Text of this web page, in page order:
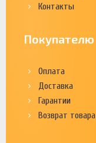
Контакты
Покупателю
Оплата
Доставка
Гарантии
Возврат товара